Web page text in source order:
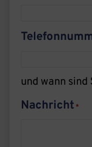
und wann
Nachricht *